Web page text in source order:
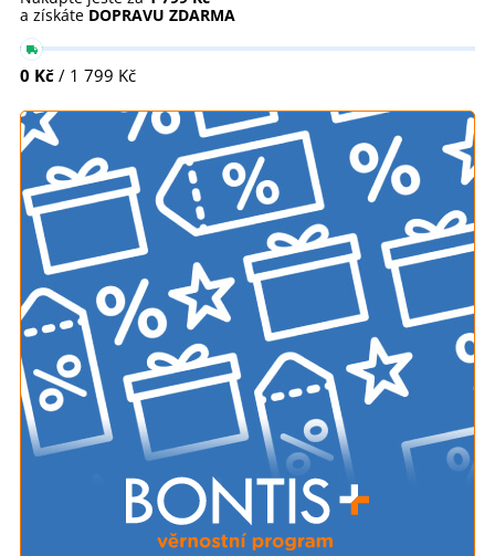
a získáte DOPRAVU ZDARMA
0 Kč / 1 799 Kč